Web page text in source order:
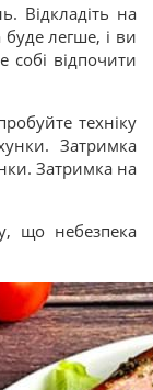
Відкладіть на
легше, і ви
собі відпочити
техніку
Затримка
Затримка на
що небезпека